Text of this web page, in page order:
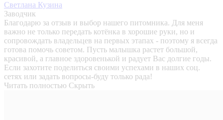
Светлана Кузина
Заводчик
Благодарю за отзыв и выбор нашего питомника. Для меня
важно не только передать котёнка в хорошие руки, но и
сопровождать владельцев на первых этапах - поэтому я всегда
готова помочь советом. Пусть малышка растет большой,
красивой, а главное здоровенькой и радует Вас долгие годы.
Если захотите поделиться своими успехами в наших соц.
сетях или задать вопросы-буду только рада!
Читать полностью Скрыть